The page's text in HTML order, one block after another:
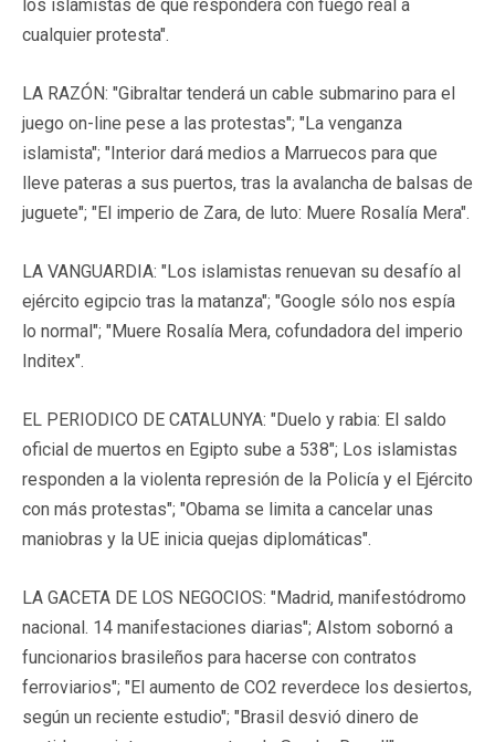
los islamistas de que responderá con fuego real a
cualquier protesta".
LA RAZÓN: "Gibraltar tenderá un cable submarino para el
juego on-line pese a las protestas"; "La venganza
islamista"; "Interior dará medios a Marruecos para que
lleve pateras a sus puertos, tras la avalancha de balsas de
juguete"; "El imperio de Zara, de luto: Muere Rosalía Mera".
LA VANGUARDIA: "Los islamistas renuevan su desafío al
ejército egipcio tras la matanza"; "Google sólo nos espía
lo normal"; "Muere Rosalía Mera, cofundadora del imperio
Inditex".
EL PERIODICO DE CATALUNYA: "Duelo y rabia: El saldo
oficial de muertos en Egipto sube a 538"; Los islamistas
responden a la violenta represión de la Policía y el Ejército
con más protestas"; "Obama se limita a cancelar unas
maniobras y la UE inicia quejas diplomáticas".
LA GACETA DE LOS NEGOCIOS: "Madrid, manifestódromo
nacional. 14 manifestaciones diarias"; Alstom sobornó a
funcionarios brasileños para hacerse con contratos
ferroviarios"; "El aumento de CO2 reverdece los desiertos,
según un reciente estudio"; "Brasil desvió dinero de